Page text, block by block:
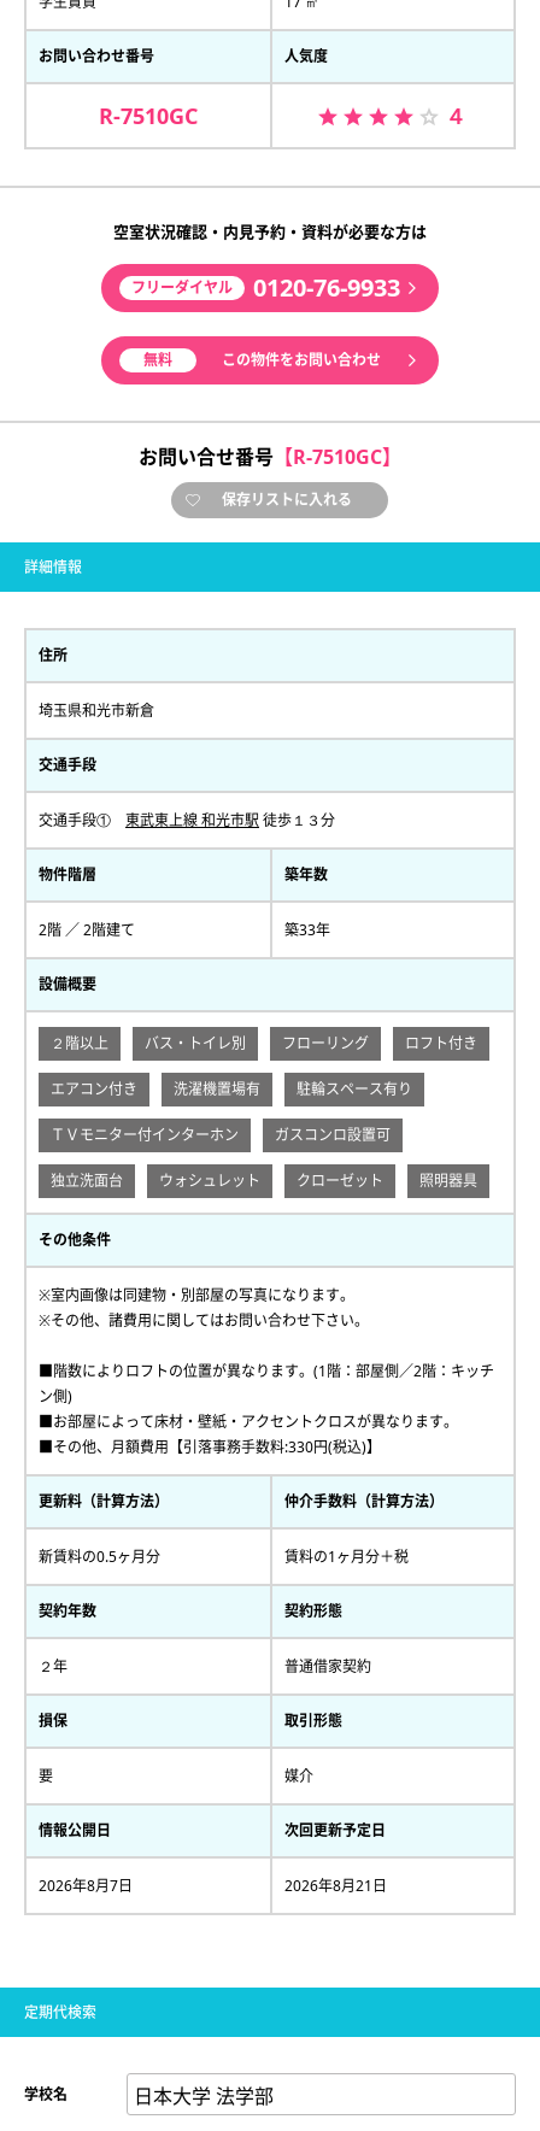
お問い合わせ番号
R-7510GC
人気度
４
空室状況確認・内見予約・資料が必要な方は
フリーダイヤル 0120-76-9933
無料 この物件をお問い合わせ
お問い合せ番号 【R-7510GC】
保存リストに入れる
詳細情報
住所
埼玉県和光市新倉
交通手段
交通手段① 東武東上線 和光市駅 徒歩１３分
物件階層
2階 ／ 2階建て
築年数
築33年
設備概要
２階以上 バス・トイレ別 フローリング ロフト付き
エアコン付き 洗濯機置場有 駐輪スペース有り
ＴＶモニター付インターホン ガスコンロ設置可
独立洗面台 ウォシュレット クローゼット 照明器具
その他条件
※室内画像は同建物・別部屋の写真になります。
※その他、諸費用に関してはお問い合わせ下さい。
■階数によりロフトの位置が異なります。(1階：部屋側／2階：キッチ
ン側)
■お部屋によって床材・壁紙・アクセントクロスが異なります。
■その他、月額費用【引落事務手数料:330円(税込)】
更新料（計算方法）
新賃料の0.5ヶ月分
仲介手数料（計算方法）
賃料の1ヶ月分＋税
契約年数
２年
契約形態
普通借家契約
損保
要
取引形態
媒介
情報公開日
2026年8月7日
次回更新予定日
2026年8月21日
定期代検索
学校名